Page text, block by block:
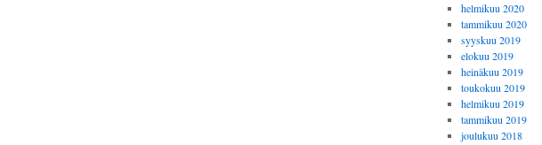
helmikuu 2020
tammikuu 2020
syyskuu 2019
elokuu 2019
heinäkuu 2019
toukokuu 2019
helmikuu 2019
tammikuu 2019
joulukuu 2018